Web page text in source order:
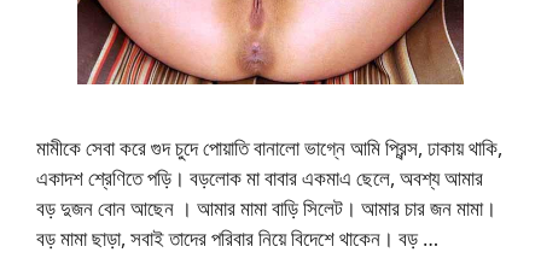
মামীকে সেবা করে গুদ চুদে পোয়াতি বানালো ভাগ্নে আমি প্রিন্স, ঢাকায় থাকি,
একাদশ শ্রেণিতে পড়ি। বড়লোক মা বাবার একমাএ ছেলে, অবশ্য আমার
বড় দুজন বোন আছেন । আমার মামা বাড়ি সিলেট। আমার চার জন মামা।
বড় মামা ছাড়া, সবাই তাদের পরিবার নিয়ে বিদেশে থাকেন। বড় …